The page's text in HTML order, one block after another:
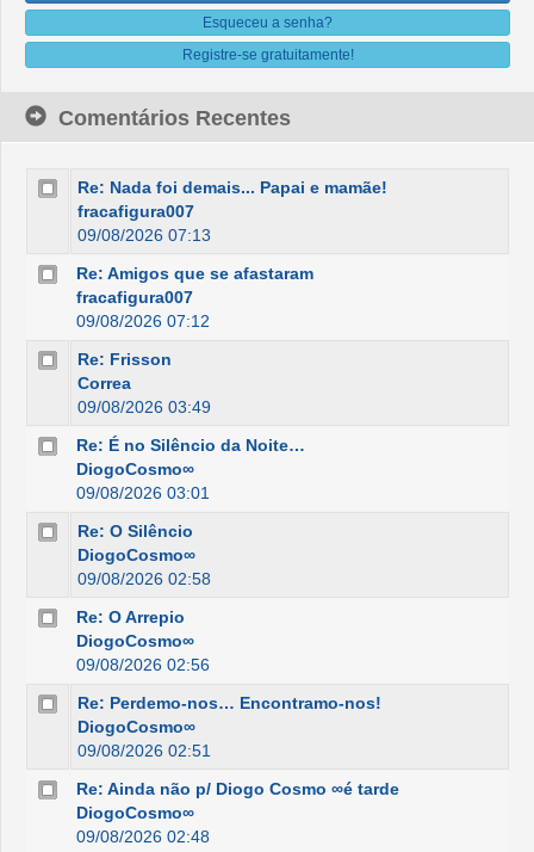
Esqueceu a senha?
Registre-se gratuitamente!
Comentários Recentes
Re: Nada foi demais... Papai e mamãe!
fracafigura007
09/08/2026 07:13
Re: Amigos que se afastaram
fracafigura007
09/08/2026 07:12
Re: Frisson
Correa
09/08/2026 03:49
Re: É no Silêncio da Noite…
DiogoCosmo∞
09/08/2026 03:01
Re: O Silêncio
DiogoCosmo∞
09/08/2026 02:58
Re: O Arrepio
DiogoCosmo∞
09/08/2026 02:56
Re: Perdemo-nos… Encontramo-nos!
DiogoCosmo∞
09/08/2026 02:51
Re: Ainda não p/ Diogo Cosmo ∞é tarde
DiogoCosmo∞
09/08/2026 02:48